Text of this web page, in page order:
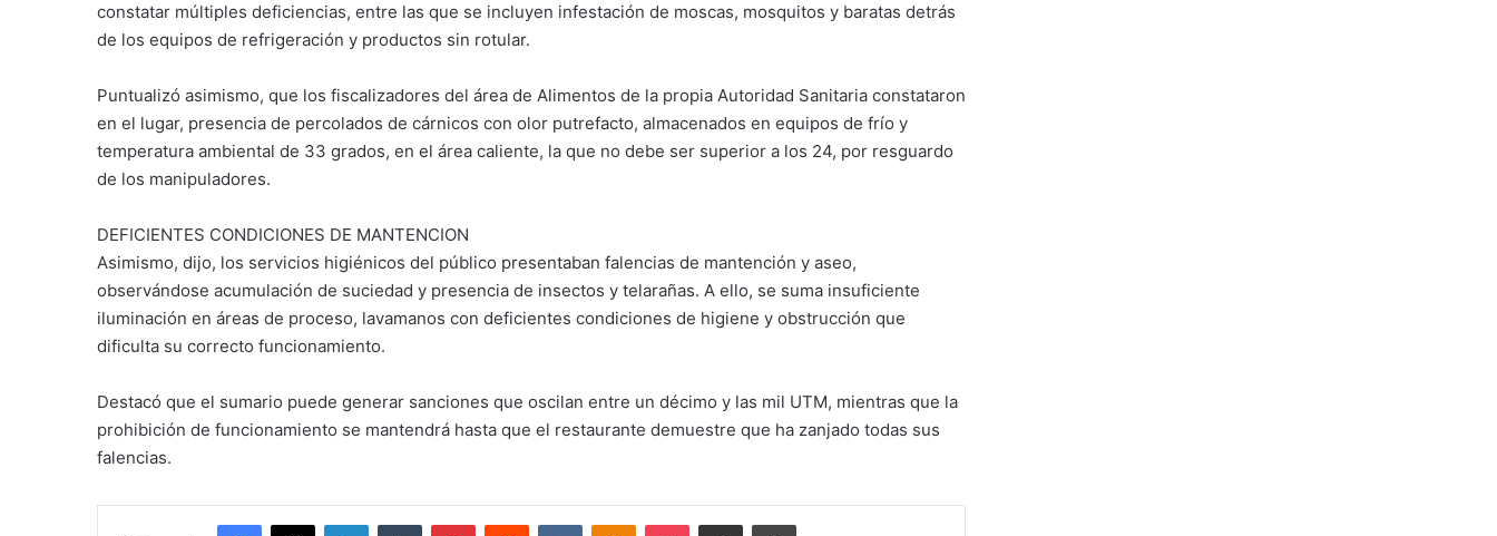
constatar múltiples deficiencias, entre las que se incluyen infestación de moscas, mosquitos y baratas detrás
de los equipos de refrigeración y productos sin rotular.
Puntualizó asimismo, que los fiscalizadores del área de Alimentos de la propia Autoridad Sanitaria constataron
en el lugar, presencia de percolados de cárnicos con olor putrefacto, almacenados en equipos de frío y
temperatura ambiental de 33 grados, en el área caliente, la que no debe ser superior a los 24, por resguardo
de los manipuladores.
DEFICIENTES CONDICIONES DE MANTENCION
Asimismo, dijo, los servicios higiénicos del público presentaban falencias de mantención y aseo,
observándose acumulación de suciedad y presencia de insectos y telarañas. A ello, se suma insuficiente
iluminación en áreas de proceso, lavamanos con deficientes condiciones de higiene y obstrucción que
dificulta su correcto funcionamiento.
Destacó que el sumario puede generar sanciones que oscilan entre un décimo y las mil UTM, mientras que la
prohibición de funcionamiento se mantendrá hasta que el restaurante demuestre que ha zanjado todas sus
falencias.
Facebook
X LinkedInTumblr PinterestReddit VKontakteOdnoklassniki
Pocket Compartir via email Imprimir